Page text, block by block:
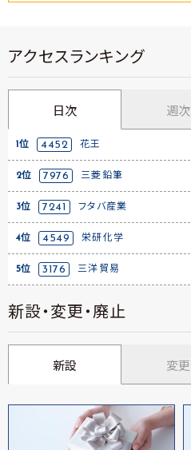
アクセスランキング
日次 週次
1位 4452 花王
2位 7976 三菱鉛筆
3位 7241 フタバ産業
4位 4549 栄研化学
5位 3176 三洋貿易
新設・変更・廃止
新設 変更